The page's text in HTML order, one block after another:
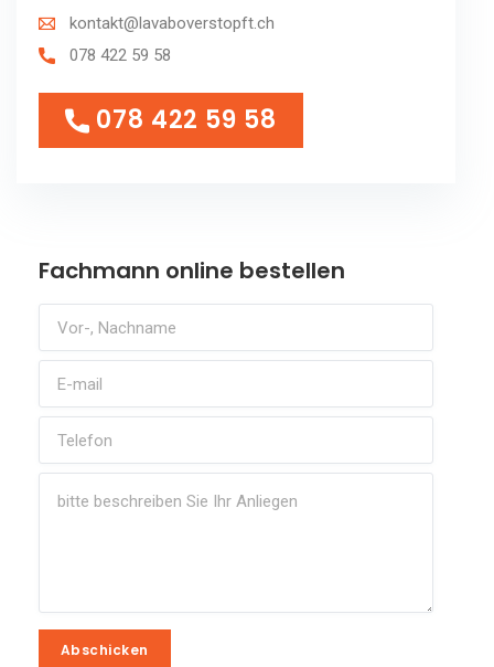
kontakt@lavaboverstopft.ch
078 422 59 58
078 422 59 58
078 422 59 58
Fachmann online bestellen
Abschicken
Abschicken